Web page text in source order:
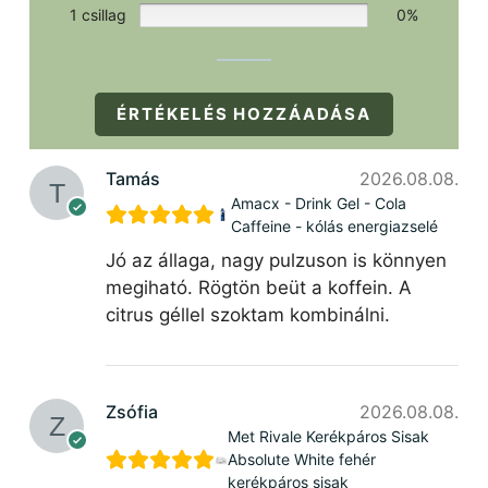
1 csillag
0%
ÉRTÉKELÉS HOZZÁADÁSA
Tamás 2026.08.08.
Amacx - Drink Gel - Cola
Caffeine - kólás energiazselé
Jó az állaga, nagy pulzuson is könnyen
megiható. Rögtön beüt a koffein. A
citrus géllel szoktam kombinálni.
Zsófia 2026.08.08.
Met Rivale Kerékpáros Sisak
Absolute White fehér
kerékpáros sisak